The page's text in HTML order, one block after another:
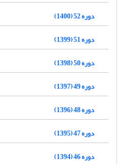
دوره 52 (1400)
دوره 51 (1399)
دوره 50 (1398)
دوره 49 (1397)
دوره 48 (1396)
دوره 47 (1395)
دوره 46 (1394)